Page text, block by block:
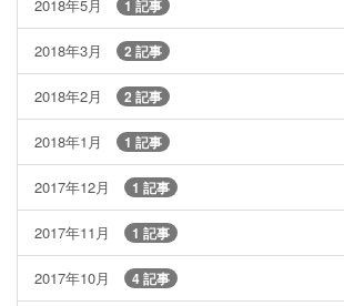
2018年5月 1 記事
2018年3月 2 記事
2018年2月 2 記事
2018年1月 1 記事
2017年12月 1 記事
2017年11月 1 記事
2017年10月 4 記事